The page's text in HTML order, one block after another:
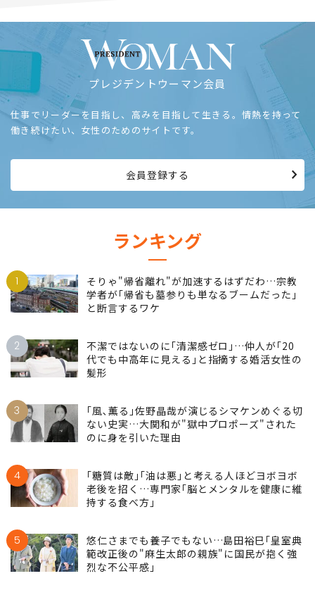
プレジデントウーマン会員
仕事でリーダーを目指し、高みを目指して生きる。情熱を持って
働き続けたい、女性のためのサイトです。
会員登録する
ランキング
1
そりゃ"帰省離れ"が加速するはずだわ…宗教
学者が｢帰省も墓参りも単なるブームだった｣
と断言するワケ
2
不潔ではないのに｢清潔感ゼロ｣…仲人が｢20
代でも中高年に見える｣と指摘する婚活女性の
髪形
3
｢風､薫る｣佐野晶哉が演じるシマケンめぐる切
ない史実…大関和が"獄中プロポーズ"された
のに身を引いた理由
4
｢糖質は敵｣｢油は悪｣と考える人ほどヨボヨボ
老後を招く…専門家｢脳とメンタルを健康に維
持する食べ方｣
5
悠仁さまでも養子でもない…島田裕巳｢皇室典
範改正後の"麻生太郎の親族"に国民が抱く強
烈な不公平感｣